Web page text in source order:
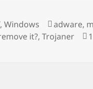
,Windows adware,
it?,Trojaner